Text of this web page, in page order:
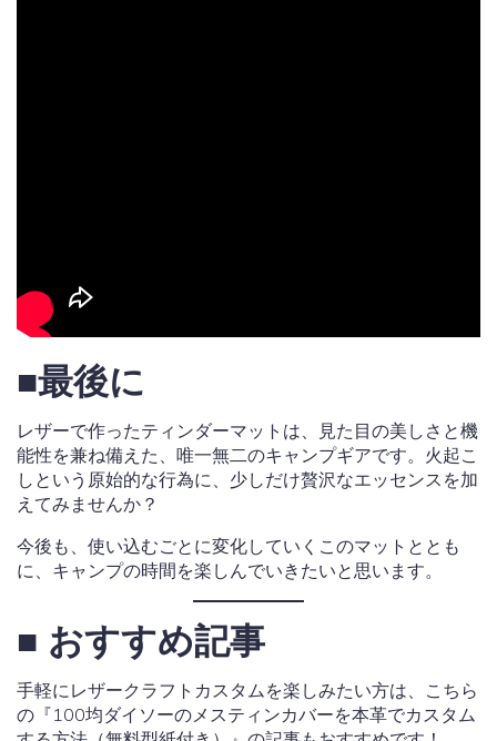
■最後に
レザーで作ったティンダーマットは、見た目の美しさと機
能性を兼ね備えた、唯一無二のキャンプギアです。火起こ
しという原始的な行為に、少しだけ贅沢なエッセンスを加
えてみませんか？
今後も、使い込むごとに変化していくこのマットととも
に、キャンプの時間を楽しんでいきたいと思います。
■ おすすめ記事
手軽にレザークラフトカスタムを楽しみたい方は、こちら
の『100均ダイソーのメスティンカバーを本革でカスタム